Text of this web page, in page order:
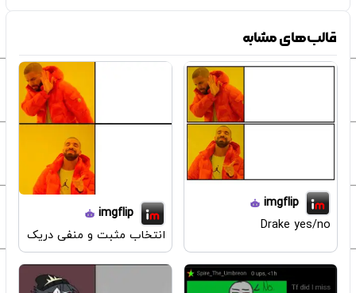
قالب‌های مشابه
imgflip
Drake yes/no
imgflip
انتخاب مثبت و منفی دریک